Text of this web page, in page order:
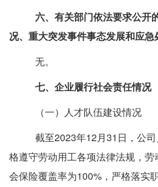
六、有关部门依法要求公开
况、重大突发事件事态发展和应急
无。
七、 企业履行社会责任情况
（一）人才队伍建设情况
截至2023年12月31 日， 公
格遵守劳动用工各项法律法规，劳
会保险覆盖率为100% ， 严格落实